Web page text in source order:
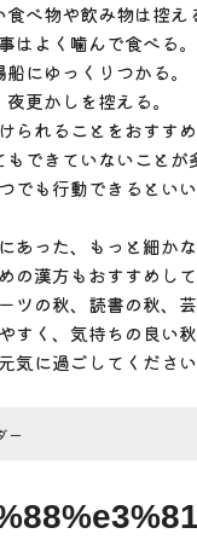
食べ物や飲み物は控え
はよく噛んで食べる。
船にゆっくりつかる。
夜更かしを控える。
られることをおすすめ
できていないことが
でも行動できるといい
あった、もっと細か
の漢方もおすすめして
ツの秋、読書の秋、
すく、気持ちの良い秋
気に過ごしてください
ー